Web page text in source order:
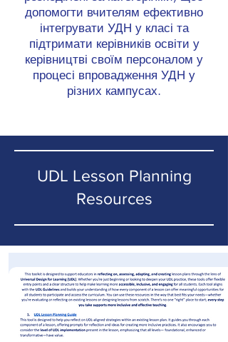
допомогти вчителям ефективно
інтегрувати УДН у класі та
підтримати керівників освіти у
керівництві своїм персоналом у
процесі впровадження УДН у
різних кампусах.
UDL Lesson Planning
Resources